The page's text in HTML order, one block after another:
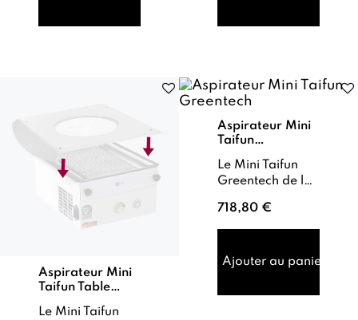
poussi...
conçu pour ...
Aspirateur Mini
Taifun Table
Le Mini Taifun
Aspirateur Mini
Taifun
Le Mini Taifun
Greentech de la
Novaflair est un
aspirateur haut
forte aspiration,
718,80 €
Ajouter au panier